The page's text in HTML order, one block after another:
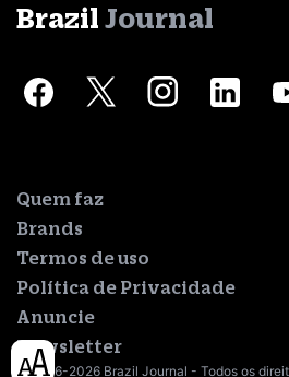
Brazil Journal
Quem faz
Brands
Termos de uso
Política de Privacidade
Anuncie
Newsletter
© 2016-2026 Brazil Journal - Todos os